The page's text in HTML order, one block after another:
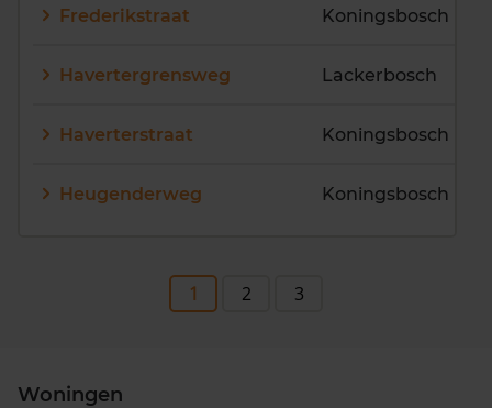
Frederikstraat Koningsbosch
Havertergrensweg Lackerbosch
Haverterstraat Koningsbosch
Heugenderweg Koningsbosch
1 2 3
Woningen